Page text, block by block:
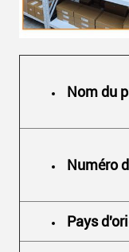
Nom du
Numéro
Pays